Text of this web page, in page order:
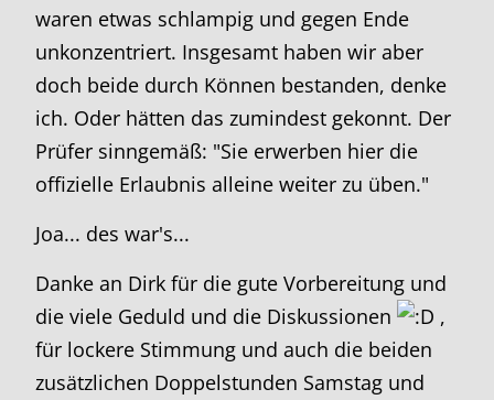
waren etwas schlampig und gegen Ende
unkonzentriert. Insgesamt haben wir aber
doch beide durch Können bestanden, denke
ich. Oder hätten das zumindest gekonnt. Der
Prüfer sinngemäß: "Sie erwerben hier die
offizielle Erlaubnis alleine weiter zu üben."
Joa... des war's...
Danke an Dirk für die gute Vorbereitung und
die viele Geduld und die Diskussionen
,
für lockere Stimmung und auch die beiden
zusätzlichen Doppelstunden Samstag und